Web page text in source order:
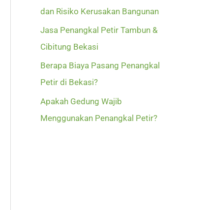
dan Risiko Kerusakan Bangunan
Jasa Penangkal Petir Tambun &
Cibitung Bekasi
Berapa Biaya Pasang Penangkal
Petir di Bekasi?
Apakah Gedung Wajib
Menggunakan Penangkal Petir?